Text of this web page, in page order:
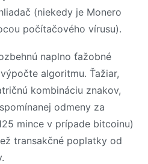
(niekedy je Monero
počítačového vírusu).
naplno ťažobné
algoritmu. Ťažiar,
kombináciu znakov,
odmeny za
mince v prípade bitcoinu)
transakčné poplatky od